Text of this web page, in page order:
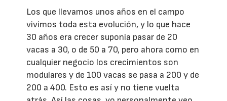
Los que llevamos unos años en el campo
vivimos toda esta evolución, y lo que hace
30 años era crecer suponía pasar de 20
vacas a 30, o de 50 a 70, pero ahora como en
cualquier negocio los crecimientos son
modulares y de 100 vacas se pasa a 200 y de
200 a 400. Esto es así y no tiene vuelta